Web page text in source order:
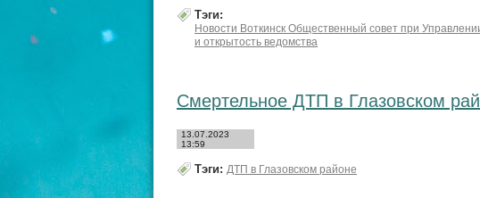
Тэги:
Новости Воткинск Общественный совет при
и открытость ведомства
Смертельное ДТП в Глазовском
13.07.2023
13:59
Тэги: ДТП в Глазовском районе